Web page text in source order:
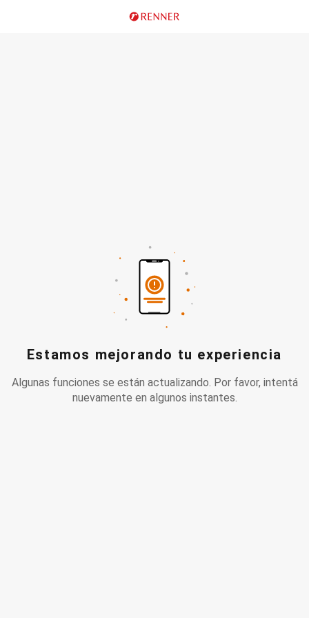
Estamos mejorando tu experiencia
Algunas funciones se están actualizando. Por favor, intentá
nuevamente en algunos instantes.